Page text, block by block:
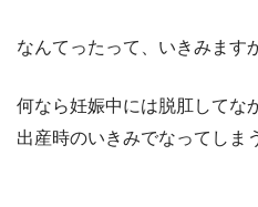
なんてったって、いきみます
何なら妊娠中には脱肛してな
出産時のいきみでなってしま